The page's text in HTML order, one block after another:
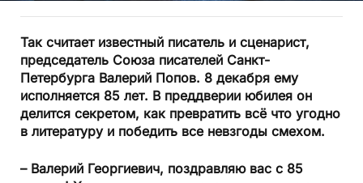
Так считает известный писатель и сценарист,
председатель Союза писателей Санкт-
Петербурга Валерий Попов. 8 декабря ему
исполняется 85 лет. В преддверии юбилея он
делится секретом, как превратить всё что угодно
в литературу и победить все невзгоды смехом.
– Валерий Георгиевич, поздравляю вас с 85